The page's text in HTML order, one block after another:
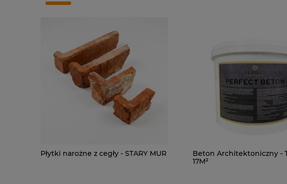
Płytki narożne z cegły - STARY MUR
Beton Architektoniczny -
17M²